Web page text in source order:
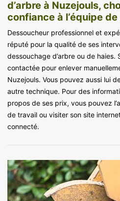
d’arbre à Nuzejouls,
confiance à l’équipe
Dessoucheur professionnel et
réputé pour la qualité de ses
dessouchage d’arbre ou de haies.
contactée pour enlever
Nuzejouls. Vous pouvez aussi lui
autre technique. Pour des
propos de ses prix, vous pouvez
de travail ou visiter son site
connecté.